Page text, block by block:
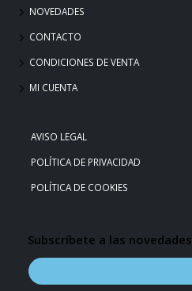
NOVEDADES
CONTACTO
CONDICIONES DE VENTA
MI CUENTA
AVISO LEGAL
POLÍTICA DE PRIVACIDAD
POLÍTICA DE COOKIES
Subscríbete a las novedades